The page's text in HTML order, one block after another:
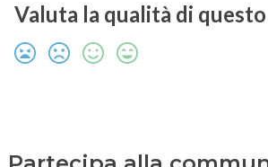
Valuta la qualità di